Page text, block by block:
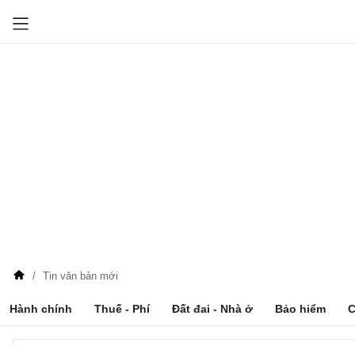
Tin văn bản mới
Hành chính Thuế - Phí Đất đai - Nhà ở Bảo hiểm